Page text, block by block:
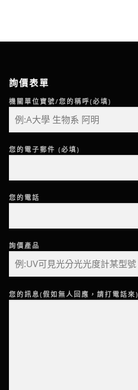
詢價表單
機關單位寶號/您的稱呼(必填)
您的電子郵件 (必填)
您的電話
詢價產品
您的訊息(假如無人回應，請打電話來)